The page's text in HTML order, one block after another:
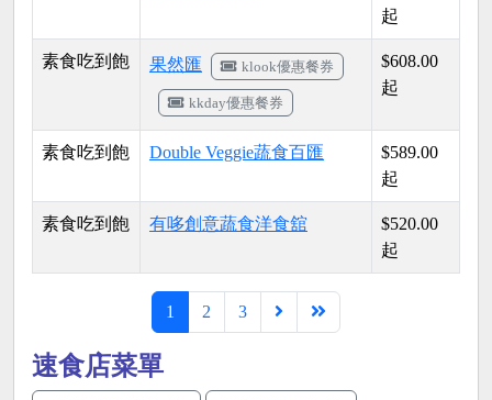
起
素食吃到飽 果然匯 klook優惠餐券
kkday優惠餐券
$608.00
起
素食吃到飽 Double Veggie蔬食百匯
$589.00
起
素食吃到飽 有哆創意蔬食洋食舘
$520.00
起
1 2 3
速食店菜單